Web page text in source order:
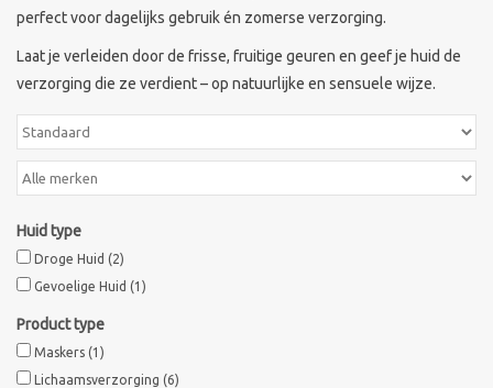
Bernard cassiere
Pascaud
Fusion Meso
PCA SKINCARE
perfect voor dagelijks gebruik én zomerse verzorging.
Laat je verleiden door de frisse, fruitige geuren en geef je huid de
verzorging die ze verdient – op natuurlijke en sensuele wijze.
Huid type
Droge Huid (2)
Gevoelige Huid (1)
Product type
Maskers (1)
Lichaamsverzorging (6)